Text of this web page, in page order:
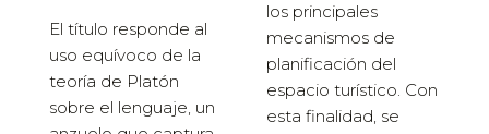
El título responde al
uso equívoco de la
teoría de Platón
sobre el lenguaje, un
los principales
mecanismos de
planificación del
espacio turístico. Con
esta finalidad, se